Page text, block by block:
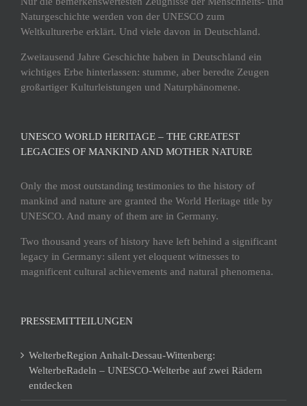
Naturgeschichte werden von der UNESCO zum
Weltkulturerbe erklärt. Und viele davon in Deutschland.
Zweitausend Jahre Geschichte haben in Deutschland ein
wichtiges Erbe hinterlassen: stumme, aber beredte Zeugen
großartiger Kulturleistungen und Naturphänomene.
UNESCO WORLD HERITAGE – THE GREATEST
LEGACIES OF MANKIND AND MOTHER NATURE
Only the most outstanding testimonies to the history of
mankind and nature are granted the World Heritage title by
UNESCO. And many of them are in Germany.
Two thousand years of history have left behind a significant
legacy in Germany: silent yet eloquent witnesses to
magnificent cultural achievements and natural phenomena.
PRESSEMITTEILUNGEN
WelterbeRegion Anhalt-Dessau-Wittenberg:
WelterbeRadeln – UNESCO-Welterbe auf zwei Rädern
entdecken